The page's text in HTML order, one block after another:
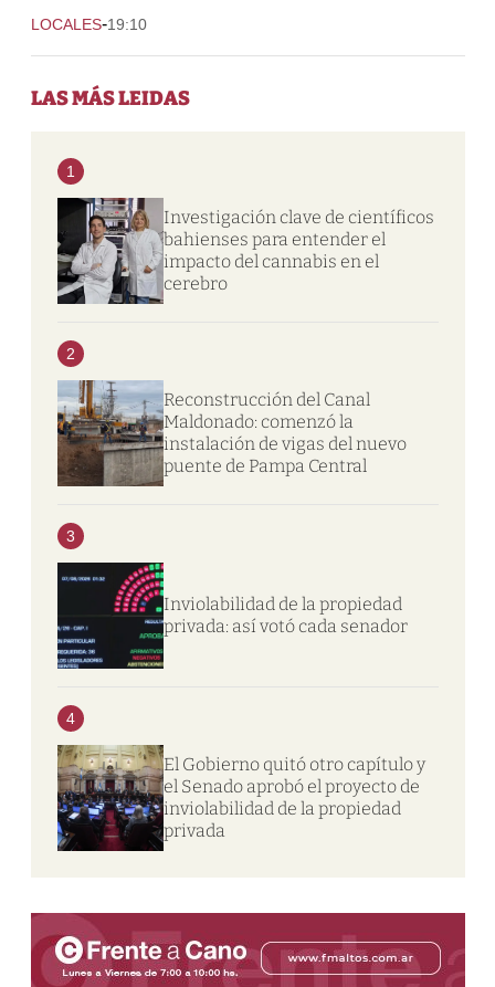
LOCALES-19:10
LAS MÁS LEIDAS
1
Investigación clave de científicos
bahienses para entender el
impacto del cannabis en el
cerebro
2
Reconstrucción del Canal
Maldonado: comenzó la
instalación de vigas del nuevo
puente de Pampa Central
3
Inviolabilidad de la propiedad
privada: así votó cada senador
4
El Gobierno quitó otro capítulo y
el Senado aprobó el proyecto de
inviolabilidad de la propiedad
privada